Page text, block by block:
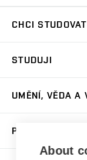
CHCI STUDOVAT
Přijímačky
Dny otevřených
Přípravné kurzy
Studium bez bariér
STUDUJI
Časový plán studia
Studijní předpisy
UMĚNÍ, VĚDA A
PRO VEŘEJNOST
Letní školy a
About